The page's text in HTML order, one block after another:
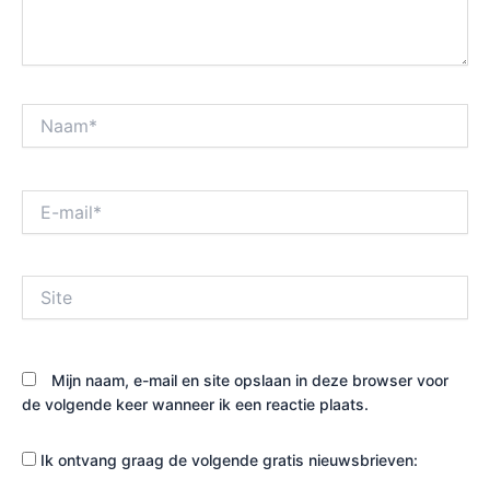
mail*
Mijn naam, e-mail en site opslaan in deze browser voor
de volgende keer wanneer ik een reactie plaats.
Ik ontvang graag de volgende gratis nieuwsbrieven: